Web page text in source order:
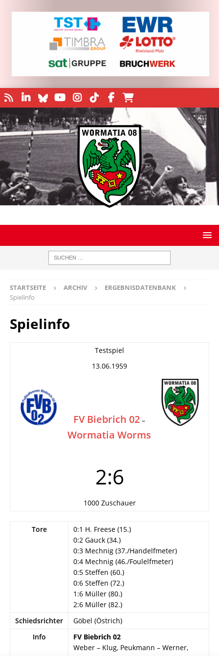
STARTSEITE ARCHIV
ERGEBNISDATENBANK
Spielinfo
Spielinfo
Testspiel
13.06.1959
FV Biebrich 02 –
Wormatia Worms
2:6
1000 Zuschauer
Tore
0:1 H. Freese (15.)
0:2 Gauck (34.)
0:3 Mechnig (37./Handelfmeter)
0:4 Mechnig (46./Foulelfmeter)
0:5 Steffen (60.)
0:6 Steffen (72.)
1:6 Müller (80.)
2:6 Müller (82.)
Schiedsrichter
Göbel (Östrich)
Info
FV Biebrich 02
Weber – Klug, Peukmann – Werner,